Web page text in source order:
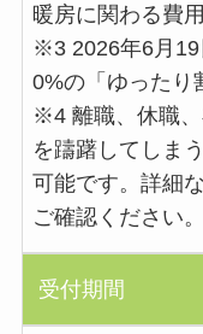
暖房に関わる費
※3 2026年6月19
0%の「ゆったり
※4 離職、休職
を躊躇してしま
可能です。詳細
ご確認ください。
受付期間